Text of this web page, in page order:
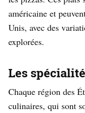
américaine et
Unis, avec des
explorées.
Les
Chaque région des
culinaires, qui sont